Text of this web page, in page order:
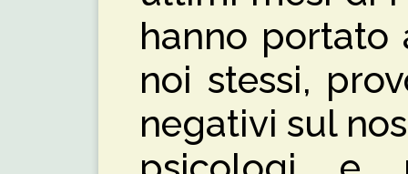
hanno
noi stessi,
negativi sul